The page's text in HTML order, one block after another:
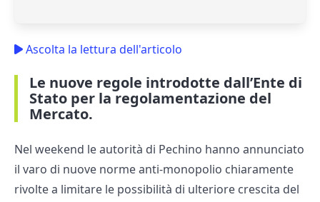
Ascolta la lettura dell'articolo
Le nuove regole introdotte dall’Ente di
Stato per la regolamentazione del
Mercato.
Nel weekend le autorità di Pechino hanno annunciato
il varo di nuove norme anti-monopolio chiaramente
rivolte a limitare le possibilità di ulteriore crescita del